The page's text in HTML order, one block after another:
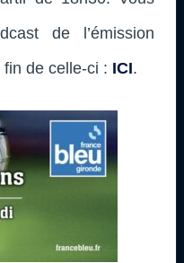
de l’émission
de celle-ci : ICI.